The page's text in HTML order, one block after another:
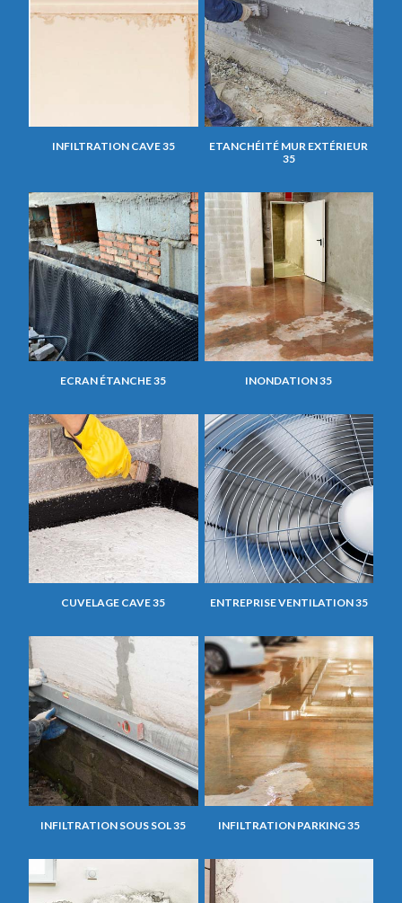
INFILTRATION CAVE 35
ETANCHÉITÉ MUR EXTÉRIEUR
35
ECRAN ÉTANCHE 35 INONDATION 35
CUVELAGE CAVE 35 ENTREPRISE VENTILATION 35
INFILTRATION SOUS SOL 35 INFILTRATION PARKING 35